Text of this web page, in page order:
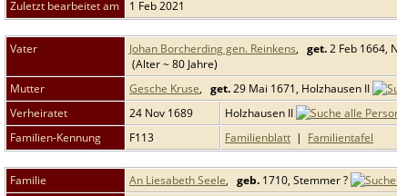
Zuletzt bearbeitet am
1 Feb 2021
Vater Johan Borcherding gen. Reinkens, get.2 Feb 1664,
(Alter ~ 80 Jahre)
Mutter
Gesche Kruse, get.29 Mai 1671, Holzhausen II
Verheiratet
24 Nov 1689
Holzhausen II
Familien-Kennung
F113 Familienblatt | Familientafel
Familie An Liesabeth Seele, geb. 1710, Stemmer ?